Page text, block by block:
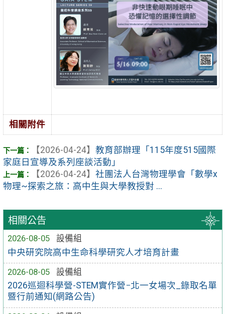
相關公告
2026-08-05
設備組
中央研究院高中生命科學研究人才培育計畫
2026-08-05
設備組
2026巡迴科學營-STEM實作營−北一女場次_錄取名單
暨行前通知(網路公告)
相關附件
【2026-04-24】 教育部辦理「115年度515國際
家庭日宣導及系列座談活動」
【2026-04-24】 社團法人台灣物理學會「數學x
物理~探索之旅：高中生與大學教授對 ...